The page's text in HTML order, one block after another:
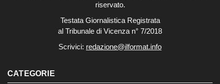
riservato.
Testata Giornalistica Registrata
al Tribunale di Vicenza n° 7/2018
Scrivici: redazione@ilformat.info
CATEGORIE